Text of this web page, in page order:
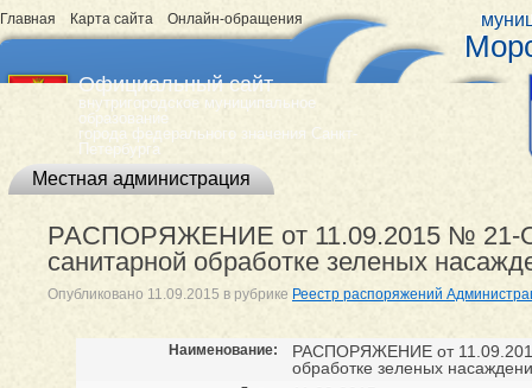
Главная Карта сайта Онлайн-обращения
Официальный сайт
внутригородское муниципальное
образование
города федерального значения Санкт-
Петербурга
Местная администрация
РАСПОРЯЖЕНИЕ от 11.09.2015 № 21-
санитарной обработке зеленых
Опубликовано 11.09.2015 в рубрике Реестр распоряжений
Наименование:
РАСПОРЯЖЕНИЕ от
обработке зеленых